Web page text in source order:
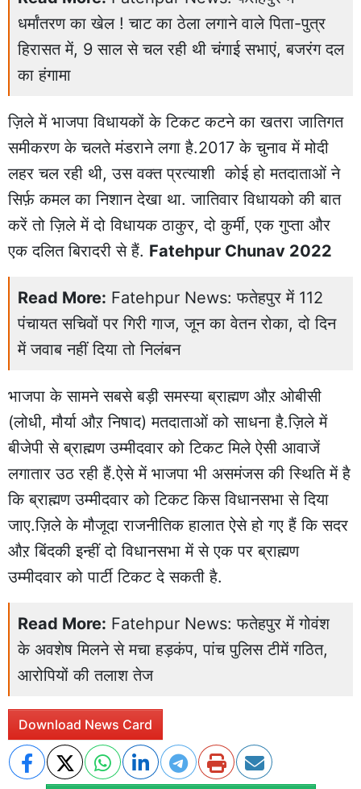
धर्मांतरण का खेल ! चाट का ठेला लगाने वाले पिता-पुत्र
हिरासत में, 9 साल से चल रही थी चंगाई सभाएं, बजरंग दल
का हंगामा
ज़िले में भाजपा विधायकों के टिकट कटने का खतरा जातिगत
समीकरण के चलते मंडराने लगा है.2017 के चुनाव में मोदी
लहर चल रही थी, उस वक्त प्रत्याशी कोई हो मतदाताओं ने
सिर्फ़ कमल का निशान देखा था. जातिवार विधायको की बात
करें तो ज़िले में दो विधायक ठाकुर, दो कुर्मी, एक गुप्ता और
एक दलित बिरादरी से हैं. Fatehpur Chunav 2022
Read More: Fatehpur News: फतेहपुर में 112
पंचायत सचिवों पर गिरी गाज, जून का वेतन रोका, दो दिन
में जवाब नहीं दिया तो निलंबन
भाजपा के सामने सबसे बड़ी समस्या ब्राह्मण औऱ ओबीसी
(लोधी, मौर्या औऱ निषाद) मतदाताओं को साधना है.ज़िले में
बीजेपी से ब्राह्मण उम्मीदवार को टिकट मिले ऐसी आवाजें
लगातार उठ रही हैं.ऐसे में भाजपा भी असमंजस की स्थिति में है
कि ब्राह्मण उम्मीदवार को टिकट किस विधानसभा से दिया
जाए.ज़िले के मौजूदा राजनीतिक हालात ऐसे हो गए हैं कि सदर
औऱ बिंदकी इन्हीं दो विधानसभा में से एक पर ब्राह्मण
उम्मीदवार को पार्टी टिकट दे सकती है.
Read More: Fatehpur News: फतेहपुर में गोवंश
के अवशेष मिलने से मचा हड़कंप, पांच पुलिस टीमें गठित,
आरोपियों की तलाश तेज
Download News Card